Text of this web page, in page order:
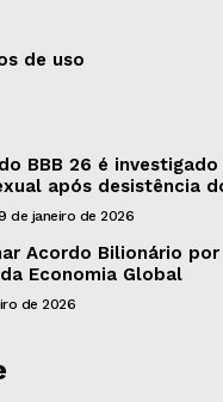
de uso
BBB 26 é
após desistência
de janeiro de 2026
Acordo Bilionário por
Economia Global
de 2026